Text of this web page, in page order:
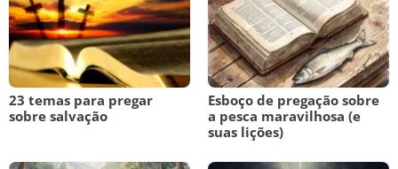
23 temas para pregar
sobre salvação
Esboço de pregação sobre
a pesca maravilhosa (e
suas lições)